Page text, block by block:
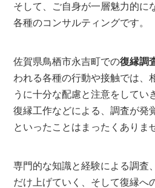
そして、ご自身が一層魅力的に
各種のコンサルティングです。
佐賀県鳥栖市永吉町での復縁調
われる各種の行動や接触では、
うに十分な配慮と注意をしてい
復縁工作などによる、調査が発
といったことはまったくありま
専門的な知識と経験による調査
だけ上げていく、そして復縁へ